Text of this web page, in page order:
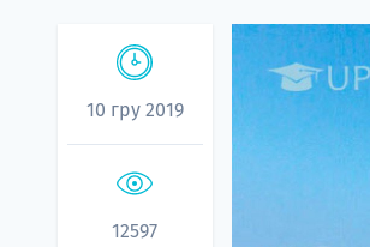
10 гру 2019
12597